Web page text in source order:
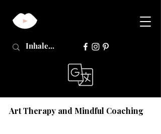
Art Therapy and Mindful Coaching